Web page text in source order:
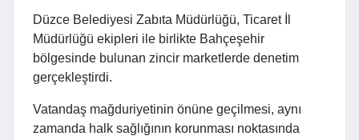
Düzce Belediyesi Zabıta Müdürlüğü, Ticaret İl
Müdürlüğü ekipleri ile birlikte Bahçeşehir
bölgesinde bulunan zincir marketlerde denetim
gerçekleştirdi.
Vatandaş mağduriyetinin önüne geçilmesi, aynı
zamanda halk sağlığının korunması noktasında